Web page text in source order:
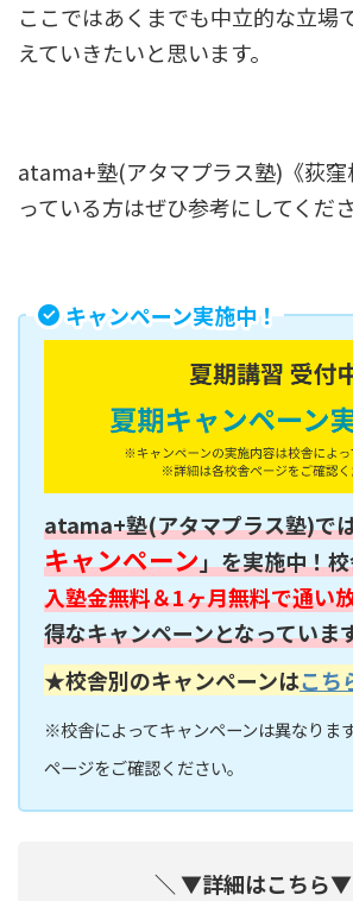
ここではあくまでも中立的な立場
えていきたいと思います。
atama+塾(アタマプラス塾)《荻
っている方はぜひ参考にしてくだ
キャンペーン実施中！
atama+塾(アタマプラス塾)で
キャンペーン」を実施中！
入塾金無料＆1ヶ月無料で通い
得なキャンペーンとなっていま
★校舎別のキャンペーンはこち
※校舎によってキャンペーンは異なりま
ページをご確認ください。
＼ ▼詳細はこちら